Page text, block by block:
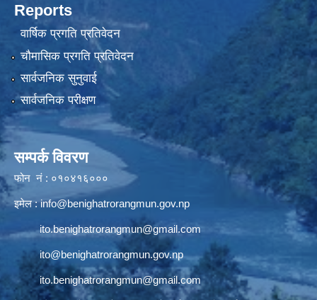
Reports
वार्षिक प्रगति प्रतिवेदन
चौमासिक प्रगति प्रतिवेदन
सार्वजनिक सुनुवाई
सार्वजनिक परीक्षण
सम्पर्क विवरण
फोन नं : ०१०४१६०००
इमेल :info@benighatrorangmun.gov.np
ito.benighatrorangmun@gmail.com
ito@benighatrorangmun.gov.np
ito.benighatrorangmun@gmail.com